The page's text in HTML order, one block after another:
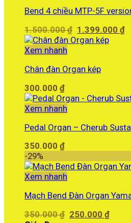
Bend 4 chiều MTP-5F
1.500.000₫ Giá
gốc
1.399.000₫
Xem nhanh
Chân đàn Organ kép
300.000 ₫
Xem nhanh
Pedal Organ – Cherub
350.000 ₫
-29%
Xem nhanh
Mạch Bend Đàn Organ
350.000₫ Giá
250.000₫Giá